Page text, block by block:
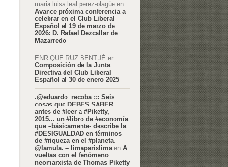
maria luisa leal perez-olagüeen
Avance próxima conferencia a
celebrar en el Club Liberal
Español el 19 de marzo de
2026: D. Rafael Dezcallar de
Mazarredo
ENRIQUE RUZ BENTUÉ en
Composición de la Junta
Directiva del Club Liberal
Español al 30 de enero 2025
.@eduardo_recoba ::: Seis
cosas que DEBES SABER
antes de #leer a #Piketty,
2015… un #libro de #economía
que –básicamente- describe la
#DESIGUALDAD en términos
de #riqueza en el #planeta.
@lamula. – limaparislimaen A
vueltas con el fenómeno
neomarxista de Thomas Piketty